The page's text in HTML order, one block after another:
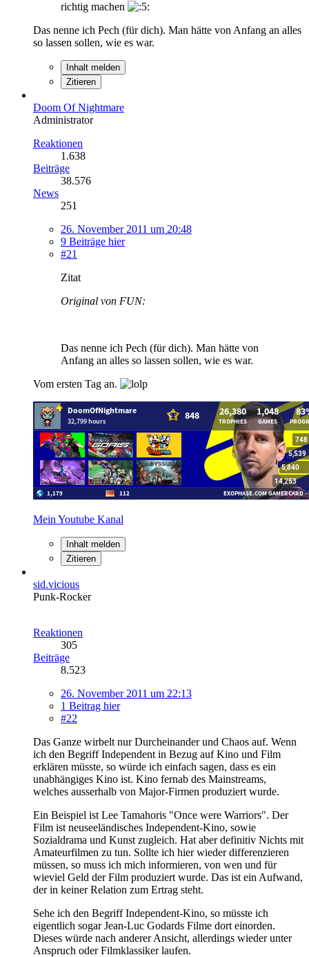
richtig machen
Das nenne ich Pech (für dich). Man hätte von Anfang an alles
so lassen sollen, wie es war.
Inhalt melden
Zitieren
Doom Of Nightmare
Administrator
Reaktionen
1.638
Beiträge
38.576
News
251
26. November 2011 um 20:48
9 Beiträge hier
#21
Zitat
Original von FUN:
Das nenne ich Pech (für dich). Man hätte von
Anfang an alles so lassen sollen, wie es war.
Vom ersten Tag an.
Mein Youtube Kanal
Inhalt melden
Zitieren
sid.vicious
Punk-Rocker
Reaktionen
305
Beiträge
8.523
26. November 2011 um 22:13
1 Beitrag hier
#22
Das Ganze wirbelt nur Durcheinander und Chaos auf. Wenn
ich den Begriff Independent in Bezug auf Kino und Film
erklären müsste, so würde ich einfach sagen, dass es ein
unabhängiges Kino ist. Kino fernab des Mainstreams,
welches ausserhalb von Major-Firmen produziert wurde.
Ein Beispiel ist Lee Tamahoris "Once were Warriors". Der
Film ist neuseeländisches Independent-Kino, sowie
Sozialdrama und Kunst zugleich. Hat aber definitiv Nichts mit
Amateurfilmen zu tun. Sollte ich hier wieder differenzieren
müssen, so muss ich mich informieren, von wen und für
wieviel Geld der Film produziert wurde. Das ist ein Aufwand,
der in keiner Relation zum Ertrag steht.
Sehe ich den Begriff Independent-Kino, so müsste ich
eigentlich sogar Jean-Luc Godards Filme dort einorden.
Dieses würde nach anderer Ansicht, allerdings wieder unter
Anspruch oder Filmklassiker laufen.